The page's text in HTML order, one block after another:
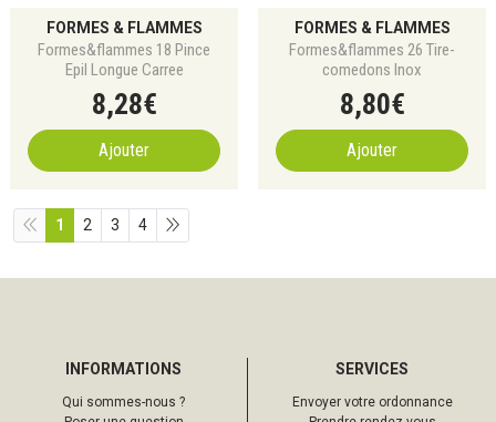
FORMES & FLAMMES
Formes&flammes 18 Pince
Epil Longue Carree
8,28€
Ajouter
FORMES & FLAMMES
Formes&flammes 26 Tire-
comedons Inox
8,80€
Ajouter
1 2 3 4
INFORMATIONS
Qui sommes-nous ?
SERVICES
Envoyer votre ordonnance